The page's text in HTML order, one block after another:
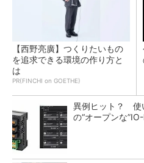
【西野亮廣】つくりたいもの
を追求できる環境の作り方と
は
PR(FINCHI on GOETHE)
異例ヒット？ 使
の“オープンな